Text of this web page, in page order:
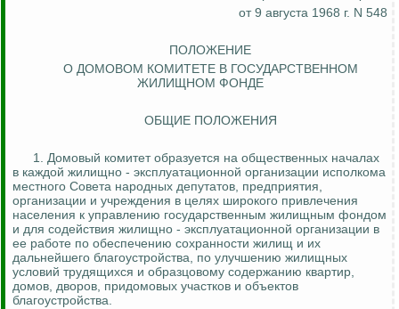
от 9 августа 1968 г. N 548
ПОЛОЖЕНИЕ
О ДОМОВОМ КОМИТЕТЕ В ГОСУДАРСТВЕННОМ
ЖИЛИЩНОМ ФОНДЕ
ОБЩИЕ ПОЛОЖЕНИЯ
1. Домовый комитет образуется на общественных началах
в каждой жилищно - эксплуатационной организации исполкома
местного Совета народных депутатов, предприятия,
организации и учреждения в целях широкого привлечения
населения к управлению государственным жилищным фондом
и для содействия жилищно - эксплуатационной организации в
ее работе по обеспечению сохранности жилищ и их
дальнейшего благоустройства, по улучшению жилищных
условий трудящихся и образцовому содержанию квартир,
домов, дворов, придомовых участков и объектов
благоустройства.